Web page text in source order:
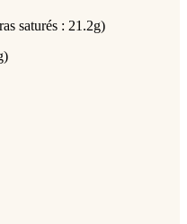
saturés : 21.2g)